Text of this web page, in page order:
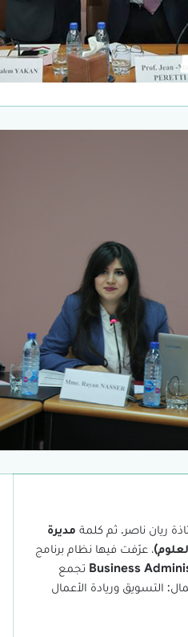
ريان ناصر. ثم كلمة مديرة
، عرّفت فيها نظام برنامج
Business تجمع
التسويق وريادة الأعمال